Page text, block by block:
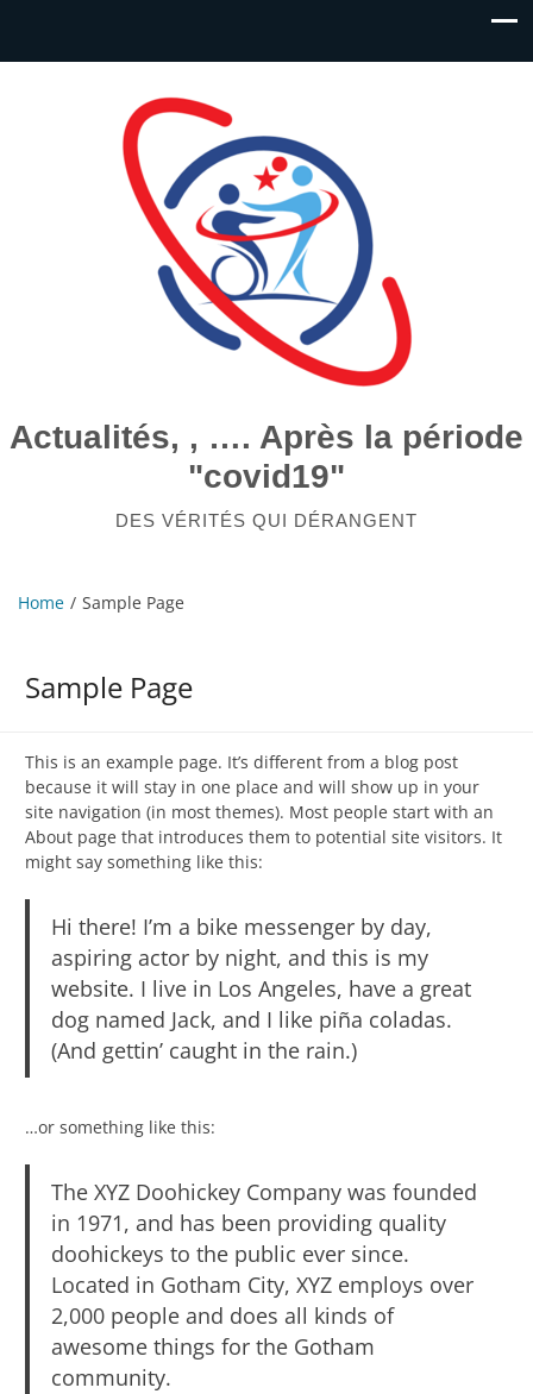
Actualités, , …. Après la période
"covid19"
DES VÉRITÉS QUI DÉRANGENT
Home Sample Page
Sample Page
This is an example page. It’s different from a blog post
because it will stay in one place and will show up in your
site navigation (in most themes). Most people start with an
About page that introduces them to potential site visitors. It
might say something like this:
Hi there! I’m a bike messenger by day,
aspiring actor by night, and this is my
website. I live in Los Angeles, have a great
dog named Jack, and I like piña coladas.
(And gettin’ caught in the rain.)
…or something like this:
The XYZ Doohickey Company was founded
in 1971, and has been providing quality
doohickeys to the public ever since.
Located in Gotham City, XYZ employs over
2,000 people and does all kinds of
awesome things for the Gotham
community.